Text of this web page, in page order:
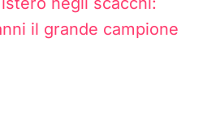
il grande campione